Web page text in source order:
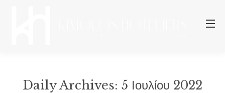
Daily Archives: 5 Ιουλίου 2022